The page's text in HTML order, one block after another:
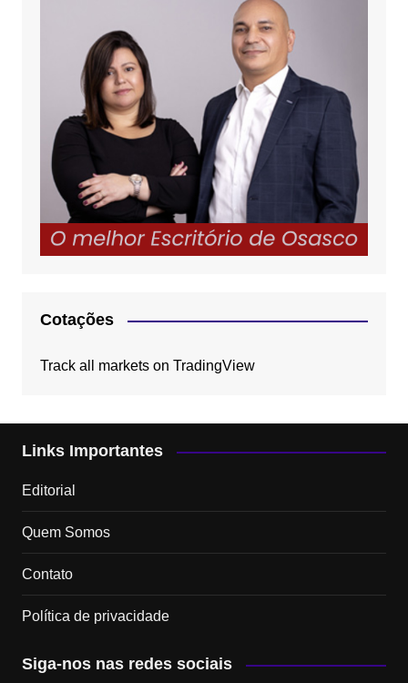
Cotações
Track all markets on TradingView
Links Importantes
Editorial
Quem Somos
Contato
Política de privacidade
Siga-nos nas redes sociais